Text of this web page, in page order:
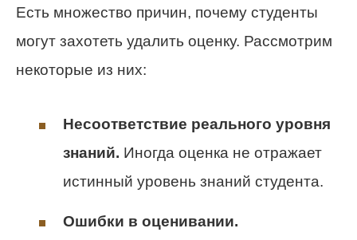
Есть множество причин, почему студенты
могут захотеть удалить оценку. Рассмотрим
некоторые из них:
Несоответствие реального уровня
знаний. Иногда оценка не отражает
истинный уровень знаний студента.
Ошибки в оценивании.